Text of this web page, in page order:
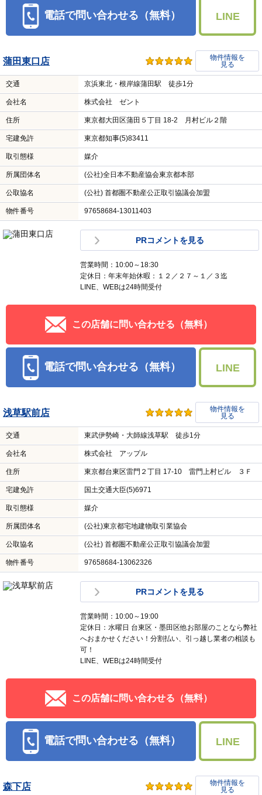
電話で問い合わせる（無料） LINE
蒲田東口店
物件情報を
見る
交通 京浜東北・根岸線蒲田駅 徒歩1分
会社名 株式会社 ゼント
住所 東京都大田区蒲田５丁目 18-2 月村ビル２階
宅建免許 東京都知事(5)83411
取引態様 媒介
所属団体名 (公社)全日本不動産協会東京都本部
公取協名 (公社) 首都圏不動産公正取引協議会加盟
物件番号 97658684-13011403
PRコメントを見る
営業時間：10:00～18:30
定休日：年末年始休暇：１２／２７～１／３迄
LINE、WEBは24時間受付
この店舗に問い合わせる（無料）
電話で問い合わせる（無料） LINE
浅草駅前店
物件情報を
見る
交通 東武伊勢崎・大師線浅草駅 徒歩1分
会社名 株式会社 アップル
住所 東京都台東区雷門２丁目 17-10 雷門上村ビル ３Ｆ
宅建免許 国土交通大臣(5)6971
取引態様 媒介
所属団体名 (公社)東京都宅地建物取引業協会
公取協名 (公社) 首都圏不動産公正取引協議会加盟
物件番号 97658684-13062326
PRコメントを見る
営業時間：10:00～19:00
定休日：水曜日 台東区・墨田区他お部屋のことなら弊社
へおまかせください！分割払い、引っ越し業者の相談も
可！
LINE、WEBは24時間受付
この店舗に問い合わせる（無料）
電話で問い合わせる（無料） LINE
森下店
物件情報を
見る